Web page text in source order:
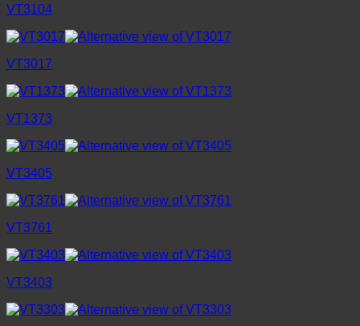
VT3104
VT3017
VT1373
VT3405
VT3761
VT3403